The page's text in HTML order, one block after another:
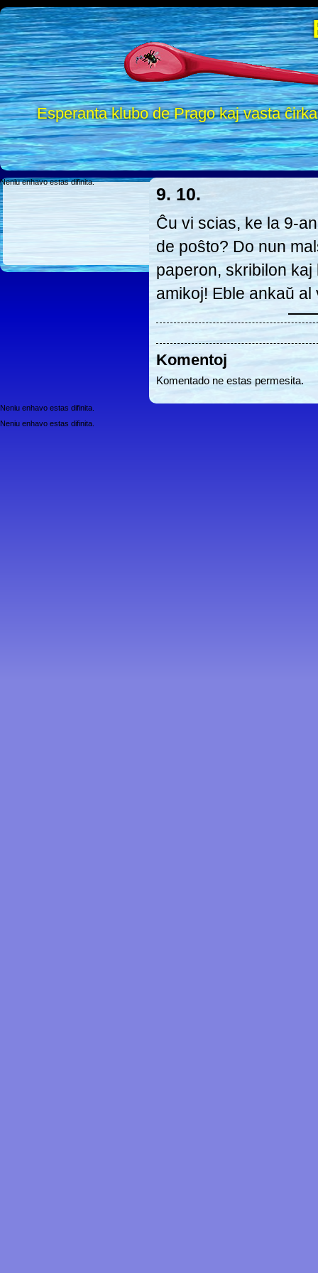
Esperanta klubo de Prago kaj vasta
Neniu enhavo estas difinita.
9. 10.
Ĉu vi scias, ke la 9-
de poŝto? Do nun
paperon, skribilon
amikoj! Eble ankaŭ
Komentoj
Komentado ne estas permesita.
Neniu enhavo estas difinita.
Neniu enhavo estas difinita.